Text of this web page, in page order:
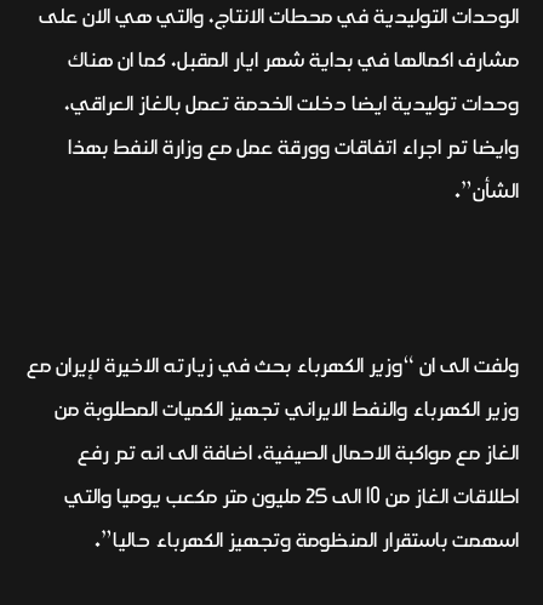
الوحدات التوليدية في محطات الانتاج، والتي هي الان على
مشارف اكمالها في بداية شهر ايار المقبل، كما ان هناك
وحدات توليدية ايضا دخلت الخدمة تعمل بالغاز العراقي،
وايضا تم اجراء اتفاقات وورقة عمل مع وزارة النفط بهذا
الشأن”.
ولفت الى ان “وزير الكهرباء بحث في زيارته الاخيرة لإيران مع
وزير الكهرباء والنفط الايراني تجهيز الكميات المطلوبة من
الغاز مع مواكبة الاحمال الصيفية، اضافة الى انه تم رفع
اطلاقات الغاز من 10 الى 25 مليون متر مكعب يوميا والتي
اسهمت باستقرار المنظومة وتجهيز الكهرباء حاليا”.